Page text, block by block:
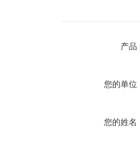
产品
您的单位
您的姓名